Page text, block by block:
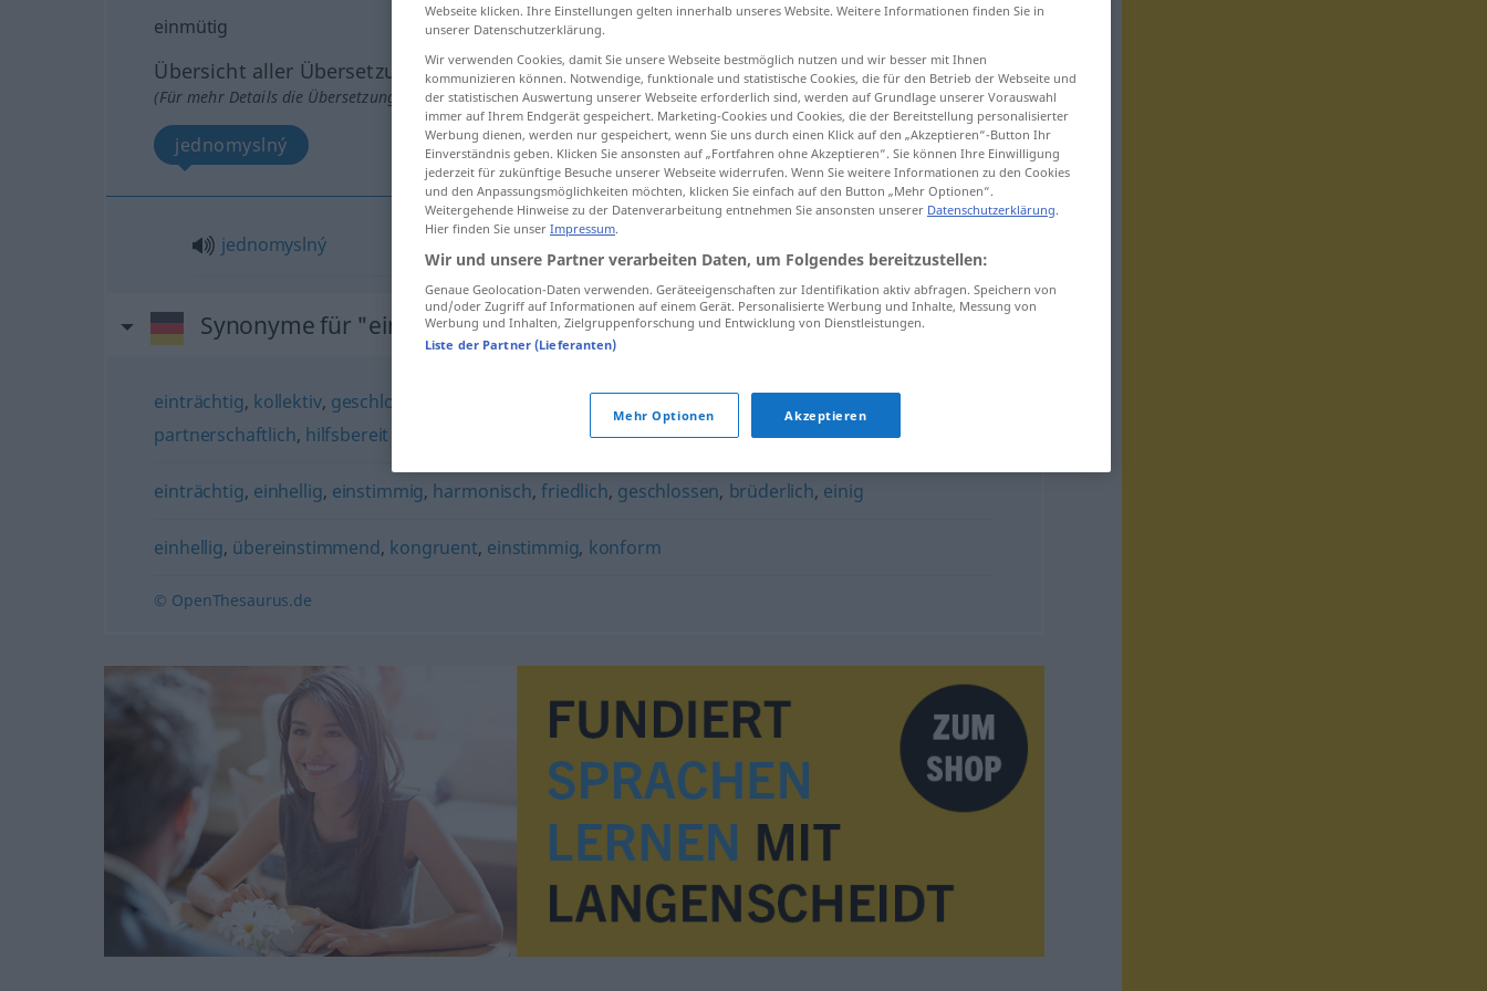
einmütig
Übersicht aller Übersetzungen
(Für mehr Details die Übersetzung anklicken/antippen)
jednomyslný
jednomyslný
Synonyme für "einmütig"
einträchtig, kollektiv, geschlossen solidarisch,miteinander, kameradschaftlich
partnerschaftlich, hilfsbereit
einträchtig, einhellig, einstimmig, harmonisch,friedlich, geschlossen, brüderlich, einig
einhellig, übereinstimmend, kongruent, einstimmig, konform
© OpenThesaurus.de
Webseite klicken. Ihre Einstellungen gelten innerhalb unseres Website. Weitere Informationen finden Sie in
unserer Datenschutzerklärung.
Wir verwenden Cookies, damit Sie unsere Webseite bestmöglich nutzen und wir besser mit Ihnen
kommunizieren können. Notwendige, funktionale und statistische Cookies, die für den Betrieb der Webseite und
der statistischen Auswertung unserer Webseite erforderlich sind, werden auf Grundlage unserer Vorauswahl
immer auf Ihrem Endgerät gespeichert. Marketing-Cookies und Cookies, die der Bereitstellung personalisierter
Werbung dienen, werden nur gespeichert, wenn Sie uns durch einen Klick auf den „Akzeptieren“-Button Ihr
Einverständnis geben. Klicken Sie ansonsten auf „Fortfahren ohne Akzeptieren“. Sie können Ihre Einwilligung
jederzeit für zukünftige Besuche unserer Webseite widerrufen. Wenn Sie weitere Informationen zu den Cookies
und den Anpassungsmöglichkeiten möchten, klicken Sie einfach auf den Button „Mehr Optionen“.
Weitergehende Hinweise zu der Datenverarbeitung entnehmen Sie ansonsten unserer Datenschutzerklärung.
Hier finden Sie unser Impressum.
Wir und unsere Partner verarbeiten Daten, um Folgendes bereitzustellen:
Genaue Geolocation-Daten verwenden. Geräteeigenschaften zur Identifikation aktiv abfragen. Speichern von
und/oder Zugriff auf Informationen auf einem Gerät. Personalisierte Werbung und Inhalte, Messung von
Werbung und Inhalten, Zielgruppenforschung und Entwicklung von Dienstleistungen.
Liste der Partner (Lieferanten)
Mehr Optionen Akzeptieren